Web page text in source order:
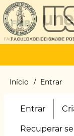
Main
Trilha
navegação
Início Entrar
Primary
Entrar (aba
ativa)
Recuperar